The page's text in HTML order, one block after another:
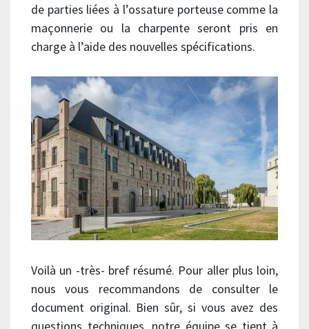
de parties liées à l’ossature porteuse comme la
maçonnerie ou la charpente seront pris en
charge à l’aide des nouvelles spécifications.
Voilà un -très- bref résumé. Pour aller plus loin,
nous vous recommandons de consulter le
document original. Bien sûr, si vous avez des